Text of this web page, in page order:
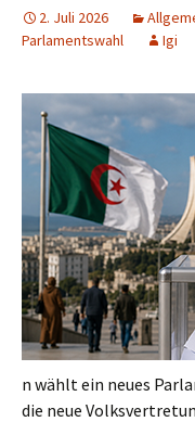
2. Juli 2026
Parlamentswahl
Igi
n wählt ein neues
die neue